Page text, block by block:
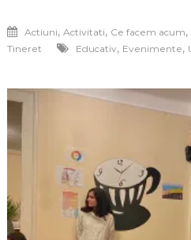
Actiuni, Activitati, Ce facem acum,
Tineret
Educativ, Evenimente,